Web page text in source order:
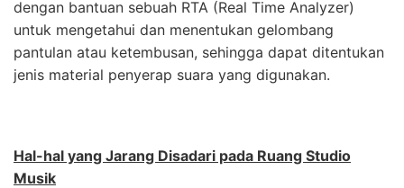
dengan bantuan sebuah RTA (Real Time Analyzer)
untuk mengetahui dan menentukan gelombang
pantulan atau ketembusan, sehingga dapat ditentukan
jenis material penyerap suara yang digunakan.
Hal-hal yang Jarang Disadari pada Ruang Studio
Musik